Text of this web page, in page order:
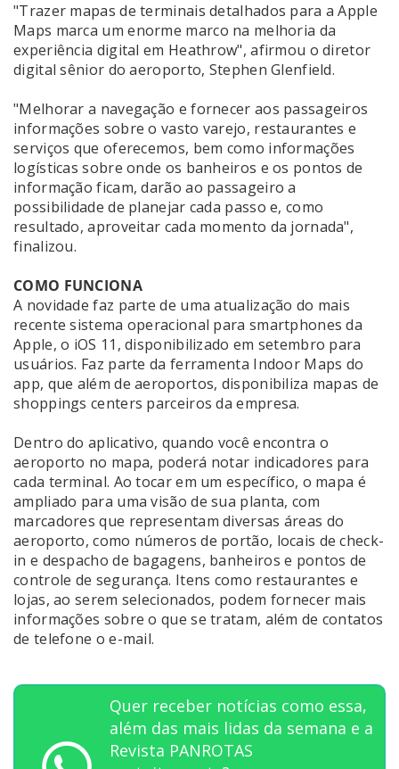
"Trazer mapas de terminais detalhados para a Apple
Maps marca um enorme marco na melhoria da
experiência digital em Heathrow", afirmou o diretor
digital sênior do aeroporto, Stephen Glenfield.
"Melhorar a navegação e fornecer aos passageiros
informações sobre o vasto varejo, restaurantes e
serviços que oferecemos, bem como informações
logísticas sobre onde os banheiros e os pontos de
informação ficam, darão ao passageiro a
possibilidade de planejar cada passo e, como
resultado, aproveitar cada momento da jornada",
finalizou.
COMO FUNCIONA
A novidade faz parte de uma atualização do mais
recente sistema operacional para smartphones da
Apple, o iOS 11, disponibilizado em setembro para
usuários. Faz parte da ferramenta Indoor Maps do
app, que além de aeroportos, disponibiliza mapas de
shoppings centers parceiros da empresa.
Dentro do aplicativo, quando você encontra o
aeroporto no mapa, poderá notar indicadores para
cada terminal. Ao tocar em um específico, o mapa é
ampliado para uma visão de sua planta, com
marcadores que representam diversas áreas do
aeroporto, como números de portão, locais de check-
in e despacho de bagagens, banheiros e pontos de
controle de segurança. Itens como restaurantes e
lojas, ao serem selecionados, podem fornecer mais
informações sobre o que se tratam, além de contatos
de telefone o e-mail.
Quer receber notícias como essa,
além das mais lidas da semana e a
Revista PANROTAS